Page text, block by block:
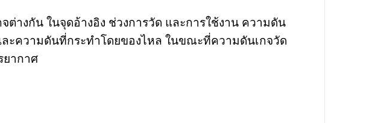
างกัน ในจุดอ้างอิง ช่วงการวัด และการใช้งาน ความดัน
ความดันที่กระทำโดยของไหล ในขณะที่ความดันเกจวัด
ยากาศ